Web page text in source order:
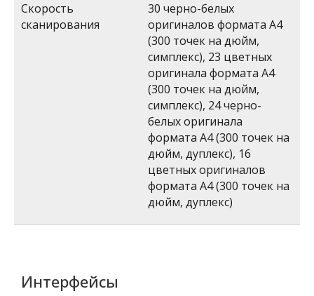
Скорость
сканирования
30 черно-белых
оригиналов формата А4
(300 точек на дюйм,
симплекс), 23 цветных
оригинала формата А4
(300 точек на дюйм,
симплекс), 24 черно-
белых оригинала
формата А4 (300 точек на
дюйм, дуплекс), 16
цветных оригиналов
формата А4 (300 точек на
дюйм, дуплекс)
Интерфейсы